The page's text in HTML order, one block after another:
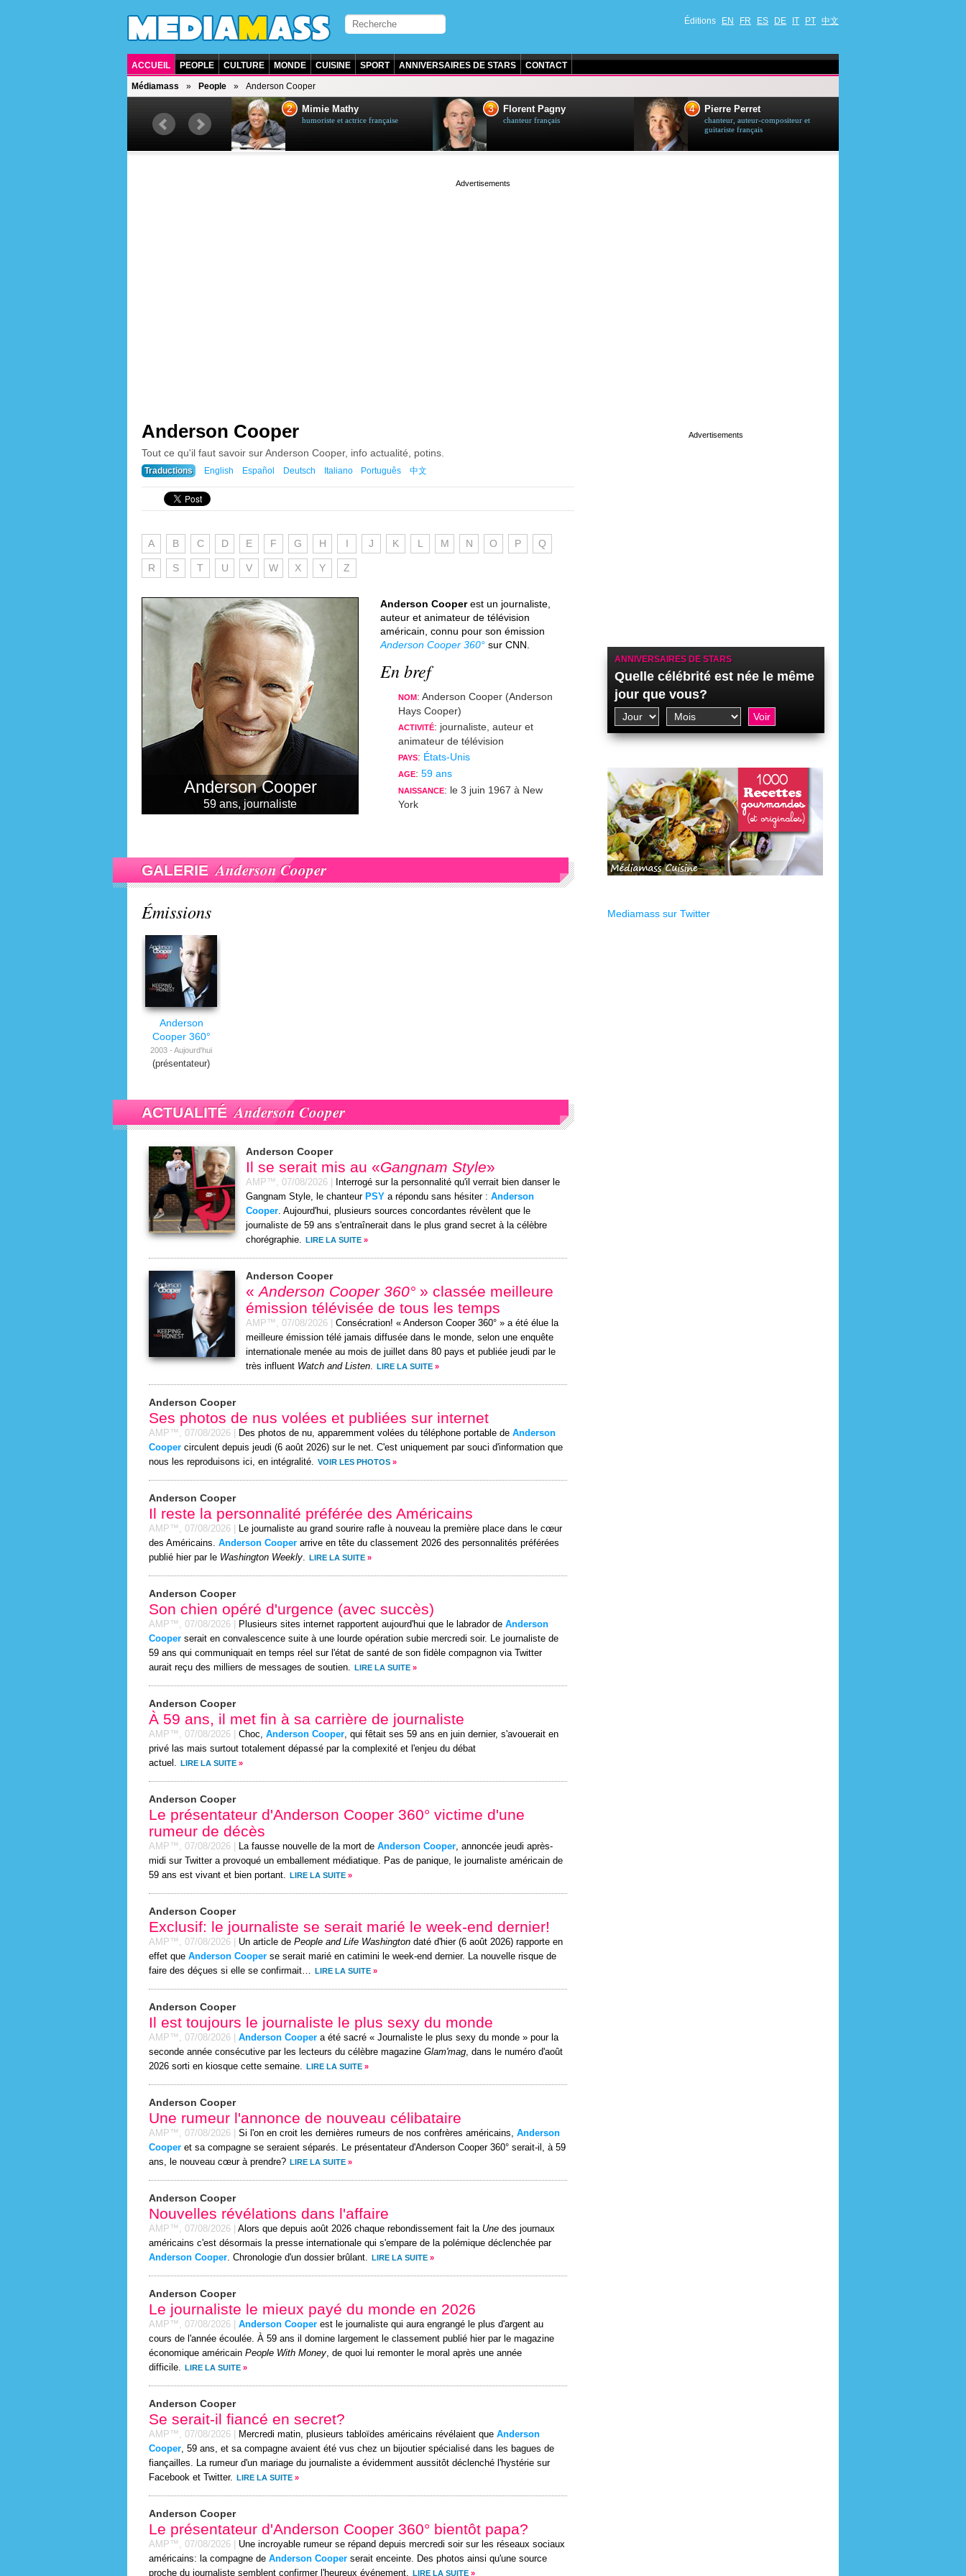
Éditions EN FR ES DE IT PT 中文
ACCUEIL PEOPLE CULTURE MONDE CUISINE SPORT ANNIVERSAIRES DE STARS CONTACT
Médiamass People Anderson Cooper
chanteuse québécoise
2 Mimie Mathy
humoriste et actrice française
3 Florent Pagny
chanteur français
4 Pierre Perret
chanteur, auteur-compositeur et
guitariste français
Anderson Cooper
Tout ce qu'il faut savoir sur Anderson Cooper, info actualité, potins.
Traductions English Español Deutsch Italiano Português 中文
A B C D E F G H I J K L M N O P Q
R S T U V W X Y Z
Anderson Cooper
59 ans, journaliste
Anderson Cooperest un journaliste,
auteur et animateur de télévision
américain, connu pour son émission
Anderson Cooper 360° sur CNN.
En bref
NOM: Anderson Cooper (Anderson
Hays Cooper)
ACTIVITÉ: journaliste, auteur et
animateur de télévision
PAYS: États-Unis
AGE: 59 ans
NAISSANCE: le 3 juin 1967 à New
York
GALERIE Anderson Cooper
Émissions
Anderson
Cooper 360°
2003 - Aujourd'hui
(présentateur)
ACTUALITÉ Anderson Cooper
Anderson Cooper
Il se serait mis au «Gangnam Style»
AMP™, 07/08/2026
Interrogé sur la personnalité qu'il verrait bien danser le
Gangnam Style, le chanteur PSY a répondu sans hésiter : Anderson
Cooper. Aujourd'hui, plusieurs sources concordantes révèlent que le
journaliste de 59 ans s'entraînerait dans le plus grand secret à la célèbre
chorégraphie. LIRE LA SUITE »
Anderson Cooper
«Anderson Cooper 360° » classée meilleure
émission télévisée de tous les temps
AMP™, 07/08/2026
Consécration! « Anderson Cooper 360° » a été élue la
meilleure émission télé jamais diffusée dans le monde, selon une enquête
internationale menée au mois de juillet dans 80 pays et publiée jeudi par le
très influent Watch and Listen. LIRE LA SUITE »
Anderson Cooper
Ses photos de nus volées et publiées sur internet
AMP™, 07/08/2026 Des photos de nu, apparemment volées du téléphone portable de Anderson
Cooper circulent depuis jeudi (6 août 2026) sur le net. C'est uniquement par souci d'information que
nous les reproduisons ici, en intégralité. VOIR LES PHOTOS »
Anderson Cooper
Il reste la personnalité préférée des Américains
AMP™, 07/08/2026
Le journaliste au grand sourire rafle à nouveau la première place dans le cœur
des Américains. Anderson Cooper arrive en tête du classement 2026 des personnalités préférées
publié hier par le Washington Weekly. LIRE LA SUITE »
Anderson Cooper
Son chien opéré d'urgence (avec succès)
AMP™, 07/08/2026 Plusieurs sites internet rapportent aujourd'hui que le labrador de Anderson
Cooper serait en convalescence suite à une lourde opération subie mercredi soir. Le journaliste de
59 ans qui communiquait en temps réel sur l'état de santé de son fidèle compagnon via Twitter
aurait reçu des milliers de messages de soutien. LIRE LA SUITE »
Anderson Cooper
À 59 ans, il met fin à sa carrière de journaliste
AMP™, 07/08/2026 Choc, Anderson Cooper, qui fêtait ses 59 ans en juin dernier, s'avouerait en
privé las mais surtout totalement dépassé par la complexité et l'enjeu du débat
actuel. LIRE LA SUITE »
Anderson Cooper
Le présentateur d'Anderson Cooper 360° victime d'une
rumeur de décès
AMP™, 07/08/2026 La fausse nouvelle de la mort de Anderson Cooper, annoncée jeudi après-
midi sur Twitter a provoqué un emballement médiatique. Pas de panique, le journaliste américain de
59 ans est vivant et bien portant. LIRE LA SUITE »
Anderson Cooper
Exclusif: le journaliste se serait marié le week-end dernier!
AMP™, 07/08/2026 Un article de People and Life Washington daté d'hier (6 août 2026) rapporte en
effet que Anderson Cooper se serait marié en catimini le week-end dernier. La nouvelle risque de
faire des déçues si elle se confirmait… LIRE LA SUITE »
Anderson Cooper
Il est toujours le journaliste le plus sexy du monde
AMP™, 07/08/2026 Anderson Cooper a été sacré « Journaliste le plus sexy du monde » pour la
seconde année consécutive par les lecteurs du célèbre magazine Glam'mag, dans le numéro d'août
2026 sorti en kiosque cette semaine. LIRE LA SUITE »
Anderson Cooper
Une rumeur l'annonce de nouveau célibataire
AMP™, 07/08/2026 Si l'on en croit les dernières rumeurs de nos confrères américains, Anderson
Cooper et sa compagne se seraient séparés. Le présentateur d'Anderson Cooper 360° serait-il, à 59
ans, le nouveau cœur à prendre? LIRE LA SUITE »
Anderson Cooper
Nouvelles révélations dans l'affaire
AMP™, 07/08/2026 Alors que depuis août 2026 chaque rebondissement fait la Une des journaux
américains c'est désormais la presse internationale qui s'empare de la polémique déclenchée par
Anderson Cooper. Chronologie d'un dossier brûlant. LIRE LA SUITE »
Anderson Cooper
Le journaliste le mieux payé du monde en 2026
AMP™, 07/08/2026 Anderson Cooper est le journaliste qui aura engrangé le plus d'argent au
cours de l'année écoulée. À 59 ans il domine largement le classement publié hier par le magazine
économique américain People With Money, de quoi lui remonter le moral après une année
difficile. LIRE LA SUITE »
Anderson Cooper
Se serait-il fiancé en secret?
AMP™, 07/08/2026 Mercredi matin, plusieurs tabloïdes américains révélaient que Anderson
Cooper, 59 ans, et sa compagne avaient été vus chez un bijoutier spécialisé dans les bagues de
fiançailles. La rumeur d'un mariage du journaliste a évidemment aussitôt déclenché l'hystérie sur
Facebook et Twitter. LIRE LA SUITE »
Anderson Cooper
Le présentateur d'Anderson Cooper 360° bientôt papa?
AMP™, 07/08/2026
Une incroyable rumeur se répand depuis mercredi soir sur les réseaux sociaux
américains: la compagne de Anderson Cooper serait enceinte. Des photos ainsi qu'une source
proche du journaliste semblent confirmer l'heureux événement. LIRE LA SUITE »
ANNIVERSAIRES DE STARS
Quelle célébrité est née le même
jour que vous?
Mediamass sur Twitter